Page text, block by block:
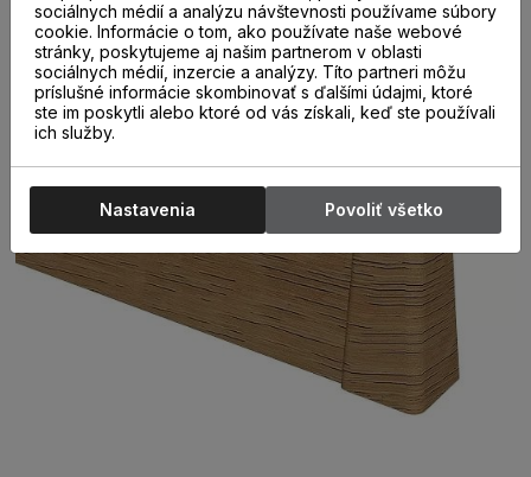
rohy, spojky, ukončenia ).
sociálnych médií a analýzu návštevnosti používame súbory
cookie. Informácie o tom, ako používate naše webové
stránky, poskytujeme aj našim partnerom v oblasti
sociálnych médií, inzercie a analýzy. Títo partneri môžu
príslušné informácie skombinovať s ďalšími údajmi, ktoré
ste im poskytli alebo ktoré od vás získali, keď ste používali
ich služby.
Nastavenia Povoliť všetko